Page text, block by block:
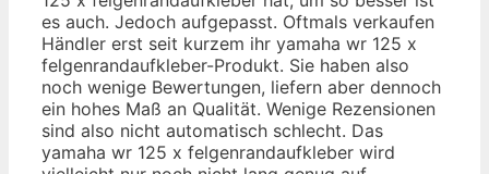
es auch. Jedoch aufgepasst. Oftmals verkaufen
Händler erst seit kurzem ihr yamaha wr 125 x
felgenrandaufkleber-Produkt. Sie haben also
noch wenige Bewertungen, liefern aber dennoch
ein hohes Maß an Qualität. Wenige Rezensionen
sind also nicht automatisch schlecht. Das
yamaha wr 125 x felgenrandaufkleber wird